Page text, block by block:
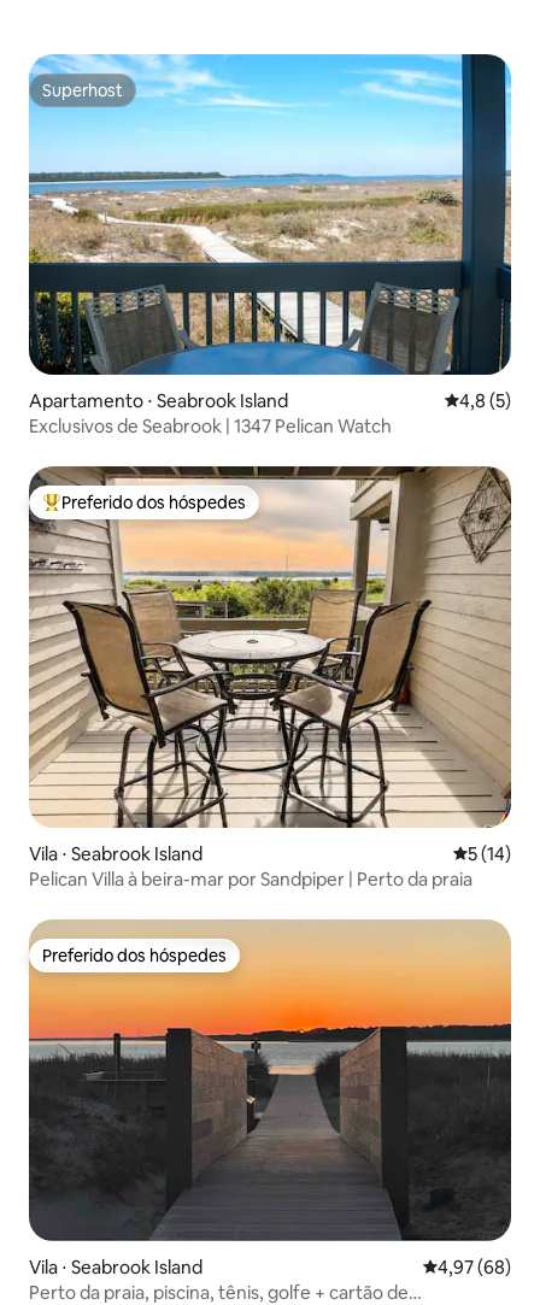
Superhost
Superhost
Apartamento ⋅ Seabrook Island 4,8 de
4,8 (5)
Exclusivos de Seabrook | 1347 Pelican Watch
Entre os melhores preferidos dos hóspedes
Preferido dos hóspedes
Vila ⋅ Seabrook Island 5 de uma
5 (14)
Pelican Villa à beira-mar por Sandpiper | Perto da praia
Preferido dos hóspedes
Preferido dos hóspedes
Vila ⋅ Seabrook Island 4,97 de uma
4,97 (68)
Perto da praia, piscina, tênis, golfe + cartão de